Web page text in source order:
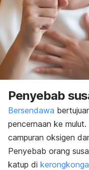
Penyebab
Bersendawa
pencernaan ke
campuran oksigen
Penyebab orang
katup di